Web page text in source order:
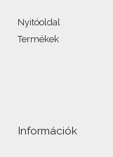
Nyitóoldal
Termékek
Információk